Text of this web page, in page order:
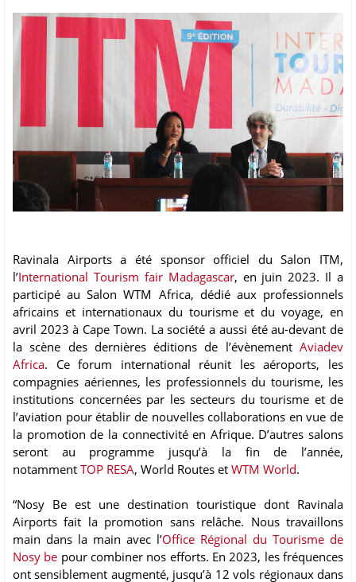
Ravinala Airports a été sponsor officiel du Salon ITM,
l’International Tourism fair Madagascar, en juin 2023. Il a
participé au Salon WTM Africa, dédié aux professionnels
africains et internationaux du tourisme et du voyage, en
avril 2023 à Cape Town. La société a aussi été au-devant de
la scène des dernières éditions de l’évènement Aviadev
Africa. Ce forum international réunit les aéroports, les
compagnies aériennes, les professionnels du tourisme, les
institutions concernées par les secteurs du tourisme et de
l’aviation pour établir de nouvelles collaborations en vue de
la promotion de la connectivité en Afrique. D’autres salons
seront au programme jusqu’à la fin de l’année,
notamment TOP RESA, World Routes et WTM World.
“Nosy Be est une destination touristique dont Ravinala
Airports fait la promotion sans relâche. Nous travaillons
main dans la main avec l’Office Régional du Tourisme de
Nosy be pour combiner nos efforts. En 2023, les fréquences
ont sensiblement augmenté, jusqu’à 12 vols régionaux dans